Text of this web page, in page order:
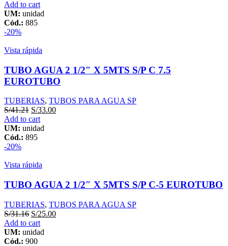
Add to cart
UM: unidad
Cód.: 885
-20%
Vista rápida
TUBO AGUA 2 1/2″ X 5MTS S/P C 7.5
EUROTUBO
TUBERIAS, TUBOS PARA AGUA SP
S/41.21 S/33.00
Add to cart
UM: unidad
Cód.: 895
-20%
Vista rápida
TUBO AGUA 2 1/2″ X 5MTS S/P C-5 EUROTUBO
TUBERIAS, TUBOS PARA AGUA SP
S/31.16 S/25.00
Add to cart
UM: unidad
Cód.: 900